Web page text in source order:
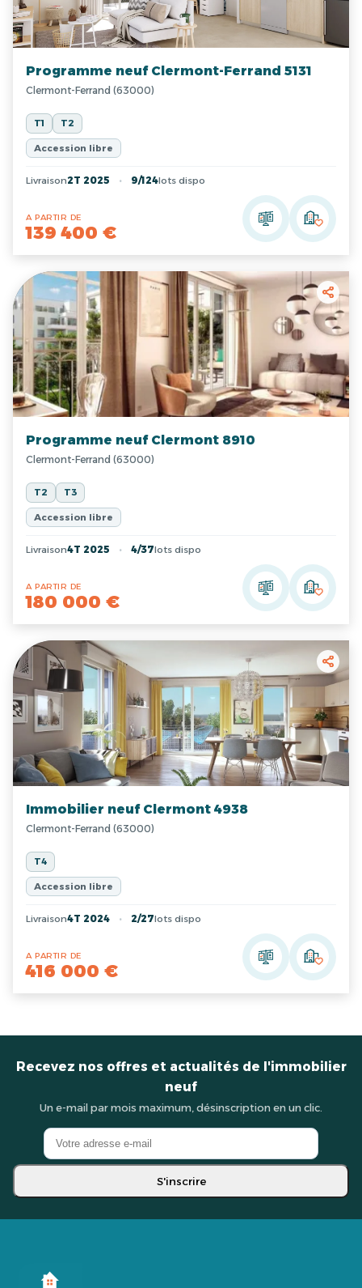
Programme neuf Clermont-Ferrand 5131
Clermont-Ferrand (63000)
T1 T2
Accession libre
Livraison2T 2025 9/124lots dispo
A PARTIR DE
139 400 €
Programme neuf Clermont 8910
Clermont-Ferrand (63000)
T2 T3
Accession libre
Livraison4T 2025 4/37lots dispo
A PARTIR DE
180 000 €
Immobilier neuf Clermont 4938
Clermont-Ferrand (63000)
T4
Accession libre
Livraison4T 2024 2/27lots dispo
A PARTIR DE
416 000 €
Recevez nos offres et actualités de l'immobilier
neuf
Un e-mail par mois maximum, désinscription en un clic.
S'inscrire